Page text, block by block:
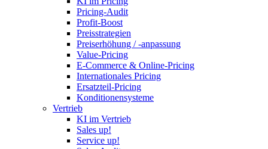
Pricing-Audit
Profit-Boost
Preisstrategien
Preiserhöhung / -anpassung
Value-Pricing
E-Commerce & Online-Pricing
Internationales Pricing
Ersatzteil-Pricing
Konditionensysteme
Vertrieb
KI im Vertrieb
Sales up!
Service up!